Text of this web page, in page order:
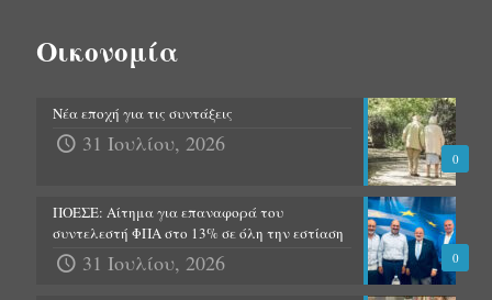
Οικονομία
0
Νέα εποχή για τις συντάξεις
31 Ιουλίου, 2026
0
ΠΟΕΣΕ: Αίτημα για επαναφορά του
συντελεστή ΦΠΑ στο 13% σε όλη την εστίαση
31 Ιουλίου, 2026